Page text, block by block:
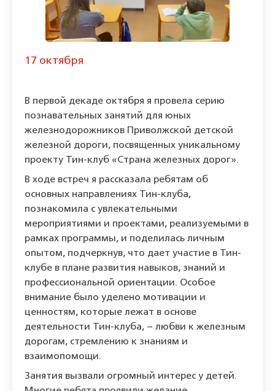
17 октября
В первой декаде октября я провела серию
познавательных занятий для юных
железнодорожников Приволжской детской
железной дороги, посвященных уникальному
проекту Тин-клуб «Страна железных дорог».
В ходе встреч я рассказала ребятам об
основных направлениях Тин-клуба,
познакомила с увлекательными
мероприятиями и проектами, реализуемыми в
рамках программы, и поделилась личным
опытом, подчеркнув, что дает участие в Тин-
клубе в плане развития навыков, знаний и
профессиональной ориентации. Особое
внимание было уделено мотивации и
ценностям, которые лежат в основе
деятельности Тин-клуба, – любви к железным
дорогам, стремлению к знаниям и
взаимопомощи.
Занятия вызвали огромный интерес у детей.